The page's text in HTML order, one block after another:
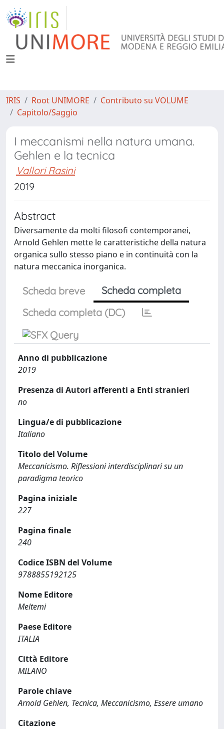
IRIS Root UNIMORE
Contributo su VOLUME
Capitolo/Saggio
I meccanismi nella natura umana.
Gehlen e la tecnica
Vallori Rasini
2019
Abstract
Diversamente da molti filosofi contemporanei,
Arnold Gehlen mette le caratteristiche della natura
organica sullo stesso piano e in continuità con la
natura meccanica inorganica.
Scheda breve
Scheda completa
Scheda completa (DC)
Anno di pubblicazione
2019
Presenza di Autori afferenti a Enti stranieri
no
Lingua/e di pubblicazione
Italiano
Titolo del Volume
Meccanicismo. Riflessioni interdisciplinari su un
paradigma teorico
Pagina iniziale
227
Pagina finale
240
Codice ISBN del Volume
9788855192125
Nome Editore
Meltemi
Paese Editore
ITALIA
Città Editore
MILANO
Parole chiave
Arnold Gehlen, Tecnica, Meccanicismo, Essere umano
Citazione